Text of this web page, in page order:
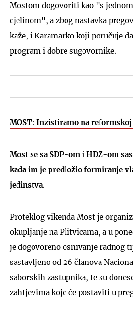
Mostom dogovoriti kao "s
cjelinom", a zbog nastavka
kaže, i Karamarko koji poručuje
program i dobre sugovornike.
MOST: Inzistiramo na reformskoj
Most se sa SDP-om i HDZ-om
kada im je predložio formiranje
jedinstva.
Proteklog vikenda Most je
okupljanje na Plitvicama, a u
je dogovoreno osnivanje radnog
sastavljeno od 26 članova
saborskih zastupnika, te su
zahtjevima koje će postaviti u